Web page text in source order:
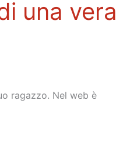
una vera
ragazzo. Nel web è